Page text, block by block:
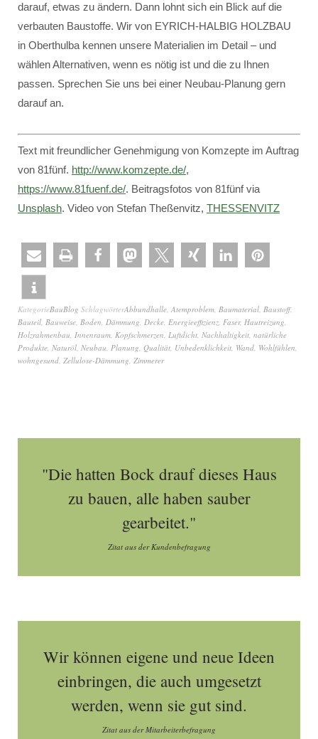
darauf, etwas zu ändern. Dann lohnt sich ein Blick auf die
verbauten Baustoffe. Wir von EYRICH-HALBIG HOLZBAU
in Oberthulba kennen unsere Materialien im Detail – und
wählen Alternativen, wenn es nötig ist und die zu Ihnen
passen. Sprechen Sie uns bei einer Neubau-Planung gern
darauf an.
Text mit freundlicher Genehmigung von Komzepte im Auftrag
von 81fünf. http://www.komzepte.de/,
https://www.81fuenf.de/. Beitragsfotos von 81fünf via
Unsplash. Video von Stefan Theßenvitz, THESSENVITZ
KategorieBauBlog SchlagwörterAbbundhalle, Atemproblem, Baumaterial, Baustoff,
Bauteil, Bauweise, Boden, Dämmung, Decke, Energieeffizienz, Faser, Hautreizung,
Holzrahmenbau, Innenraum, Kopfschmerzen, Luftdicht, Nachhaltigkeit, natürliche
Produkte, Naturöl, Neubau, Planung, Qualität, Unbedenklichkeit, Wand, Wohlfühlen,
wohngesund, Zellulose-Dämmung, Zimmerer
"Die hatten Bock drauf dieses Haus
zu bauen, alle haben sauber
gearbeitet."
Zitat aus der Kundenbefragung
Wir können eigene und neue Ideen
einbringen, die auch umgesetzt
werden, wenn sie gut sind.
Zitat aus der Mitarbeiterbefragung